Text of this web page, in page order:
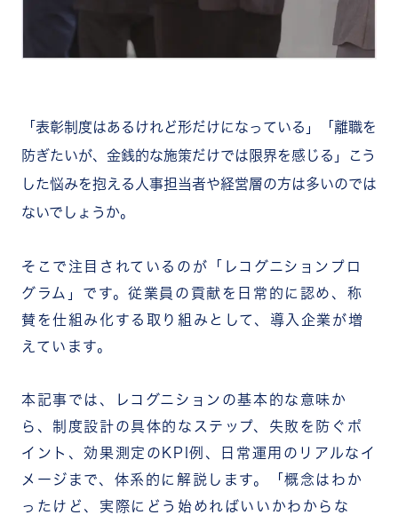
「表彰制度はあるけれど形だけになっている」「離職を
防ぎたいが、金銭的な施策だけでは限界を感じる」こう
した悩みを抱える人事担当者や経営層の方は多いのでは
ないでしょうか。
そこで注目されているのが「レコグニションプロ
グラム」です。従業員の貢献を日常的に認め、称
賛を仕組み化する取り組みとして、導入企業が増
えています。
本記事では、レコグニションの基本的な意味か
ら、制度設計の具体的なステップ、失敗を防ぐポ
イント、効果測定のKPI例、日常運用のリアルなイ
メージまで、体系的に解説します。「概念はわか
ったけど、実際にどう始めればいいかわからな